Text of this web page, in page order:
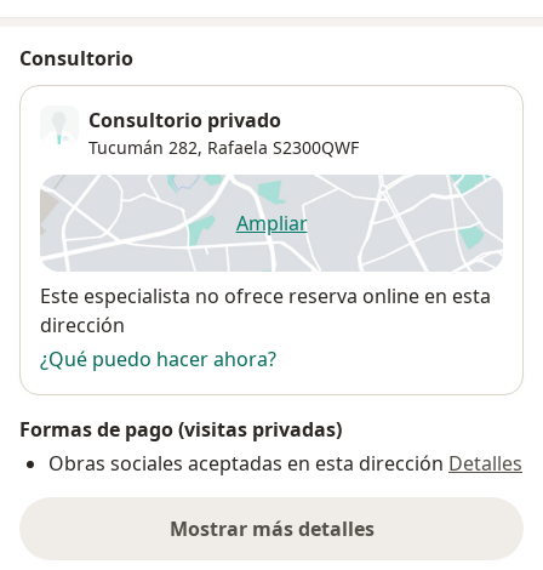
Consultorio
Consultorio privado
Tucumán 282, Rafaela S2300QWF
Ampliarse abre en una nueva
Disponibilidad
Este especialista no ofrece reserva online en esta
dirección
¿Qué puedo hacer ahora?
Formas de pago (visitas privadas)
Obras sociales aceptadas en esta dirección Detalles
Mostrar más detalles
sobre la dirección